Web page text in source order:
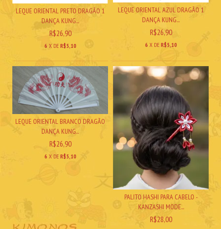
LEQUE ORIENTAL PRETO DRAGÃO 1
DANÇA KUNG...
R$26,90
6 X DE R$5,10
LEQUE ORIENTAL AZUL DRAGÃO 1
DANÇA KUNG...
R$26,90
6 X DE R$5,10
LEQUE ORIENTAL BRANCO DRAGÃO
DANÇA KUNG...
R$26,90
6 X DE R$5,10
PALITO HASHI PARA CABELO -
KANZASHI MODE...
R$28,00